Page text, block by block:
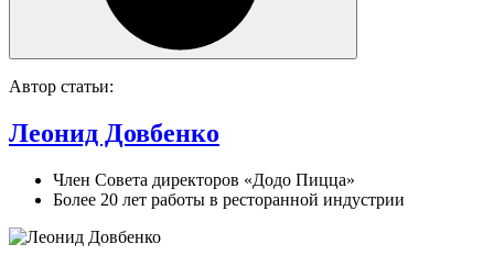
Автор статьи:
Леонид Довбенко
Член Совета директоров «Додо Пицца»
Более 20 лет работы в ресторанной индустрии